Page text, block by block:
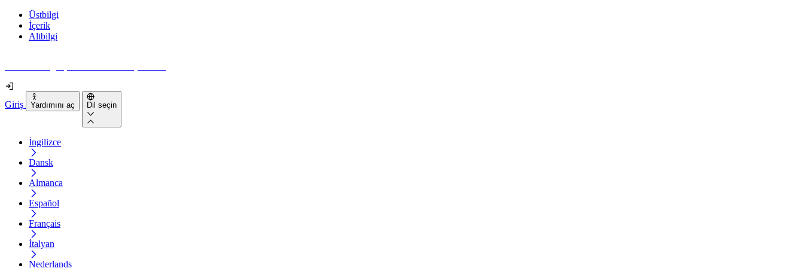
Üstbilgi
İçerik
Altbilgi
Giriş Yardımını aç Dil seçin
İngilizce
Dansk
Almanca
Español
Français
İtalyan
Nederlands